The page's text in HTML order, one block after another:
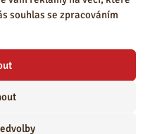
souhlas se zpracováním
1,00Kč